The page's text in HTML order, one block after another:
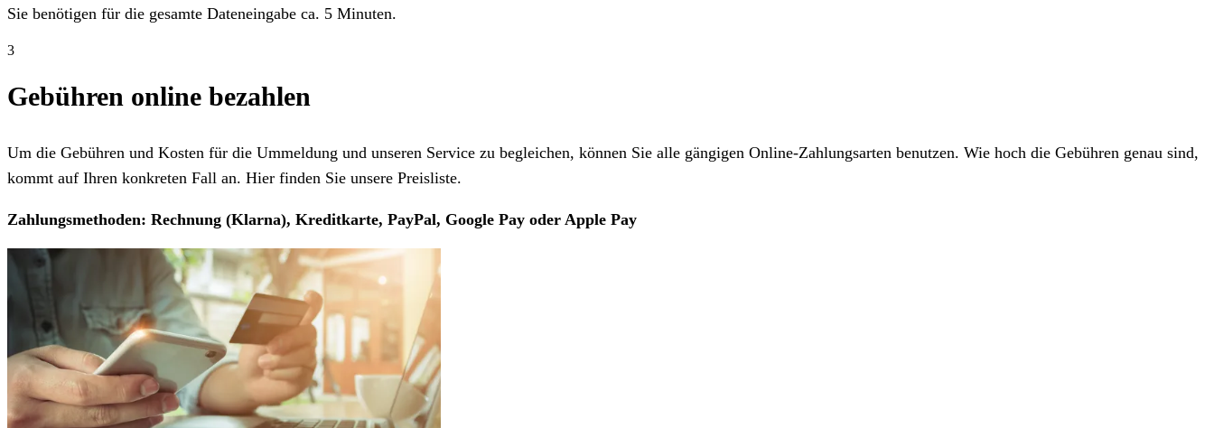
Sie benötigen für die gesamte Dateneingabe ca. 5 Minuten.
3
Gebühren online bezahlen
Um die Gebühren und Kosten für die Ummeldung und unseren Service zu begleichen, können Sie alle gängigen Online-Zahlungsarten benutzen. Wie hoch die Gebühren genau sind,
kommt auf Ihren konkreten Fall an. Hier finden Sie unsere Preisliste.
Zahlungsmethoden: Rechnung (Klarna), Kreditkarte, PayPal, Google Pay oder Apple Pay